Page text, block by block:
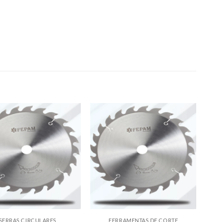
CIRCULARES FERRAMENTAS DE CORTE